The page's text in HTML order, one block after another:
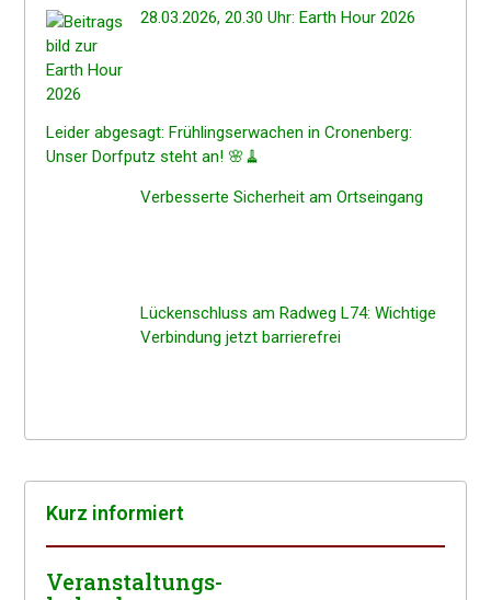
28.03.2026, 20.30 Uhr: Earth Hour 2026
Leider abgesagt: Frühlings­er­wa­chen in Cronen­berg:
Unser Dorfputz steht an! 🌸🧹
Verbes­ser­te Sicher­heit am Ortseingang
Lücken­schluss am Radweg L74: Wichti­ge
Verbin­dung jetzt barrierefrei
Kurz infor­miert
Veranstaltungs-